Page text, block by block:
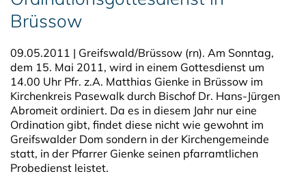
Brüssow
09.05.2011 | Greifswald/Brüssow (rn). Am Sonntag,
dem 15. Mai 2011, wird in einem Gottesdienst um
14.00 Uhr Pfr. z.A. Matthias Gienke in Brüssow im
Kirchenkreis Pasewalk durch Bischof Dr. Hans-Jürgen
Abromeit ordiniert. Da es in diesem Jahr nur eine
Ordination gibt, findet diese nicht wie gewohnt im
Greifswalder Dom sondern in der Kirchengemeinde
statt, in der Pfarrer Gienke seinen pfarramtlichen
Probedienst leistet.